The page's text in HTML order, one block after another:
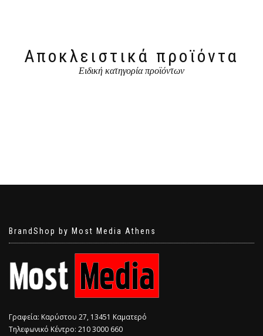
Αποκλειστικά προϊόντα
Ειδική κατηγορία προϊόντων
BrandShop by Most Media Athens
Γραφεία: Καρύστου 27, 13451 Καματερό
Τηλεφωνικό Κέντρο: 210 3000 660